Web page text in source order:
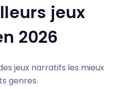
jeux
2026
jeux narratifs les mieux
genres.